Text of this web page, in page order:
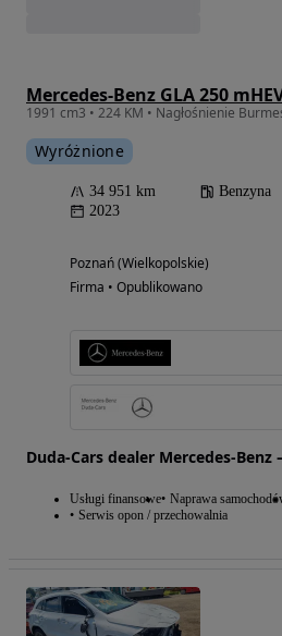
Wyróżnione
34 951 km Benzyna
2023
Poznań (Wielkopolskie)
Firma • Opublikowano
Duda-Cars dealer Mercedes-Benz
Usługi finansowe Naprawa
Serwis opon / przechowalnia